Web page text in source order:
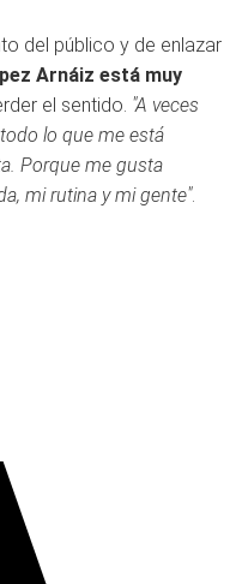
del público y de enlazar
Arnáiz está muy
el sentido. "A veces
lo que me está
Porque me gusta
mi rutina y mi gente".